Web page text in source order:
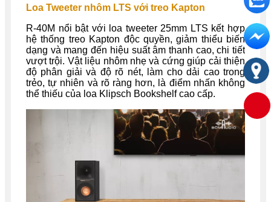
Loa Tweeter nhôm LTS với treo Kapton
R-40M nổi bật với loa tweeter 25mm LTS kết hợp
hệ thống treo Kapton độc quyền, giảm thiểu biến
dạng và mang đến hiệu suất âm thanh cao, chi tiết
vượt trội. Vật liệu nhôm nhẹ và cứng giúp cải thiện
độ phân giải và độ rõ nét, làm cho dải cao trong
trẻo, tự nhiên và rõ ràng hơn, là điểm nhấn không
thể thiếu của loa Klipsch Bookshelf cao cấp.